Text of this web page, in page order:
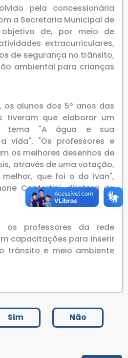
pela concessionária
a Secretaria Municipal de
de, por meio de
extracurriculares,
de segurança no trânsito,
ambiental para crianças
os alunos dos 5º anos das
tiveram que elaborar um
tema "A água e sua
vida". "Os professores e
os melhores desenhos de
através de uma votação,
que foi o do Ivan",
Confortini, diretora da
os professores da rede
capacitações para inserir
trânsito e meio ambiente
Sim Não